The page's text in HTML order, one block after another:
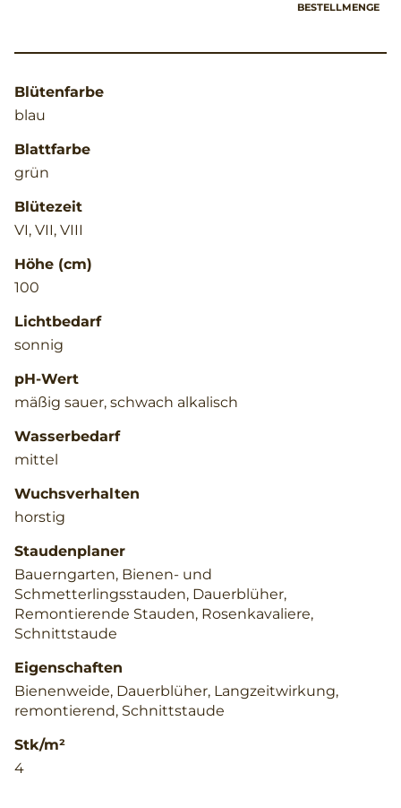
BESTELLMENGE
Blütenfarbe
blau
Blattfarbe
grün
Blütezeit
VI, VII, VIII
Höhe (cm)
100
Lichtbedarf
sonnig
pH-Wert
mäßig sauer, schwach alkalisch
Wasserbedarf
mittel
Wuchsverhalten
horstig
Staudenplaner
Bauerngarten, Bienen- und
Schmetterlingsstauden, Dauerblüher,
Remontierende Stauden, Rosenkavaliere,
Schnittstaude
Eigenschaften
Bienenweide, Dauerblüher, Langzeitwirkung,
remontierend, Schnittstaude
Stk/m²
4